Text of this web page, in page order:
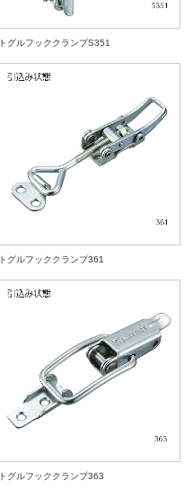
トグルフッククランプS351
トグルフッククランプ361
トグルフッククランプ363